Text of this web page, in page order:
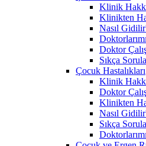
Klinik
Klinikten
Nasıl
Doktor
Sıkça
Çocuk Hastalıkları
Klinik
Doktor
Klinikten
Nasıl
Sıkça